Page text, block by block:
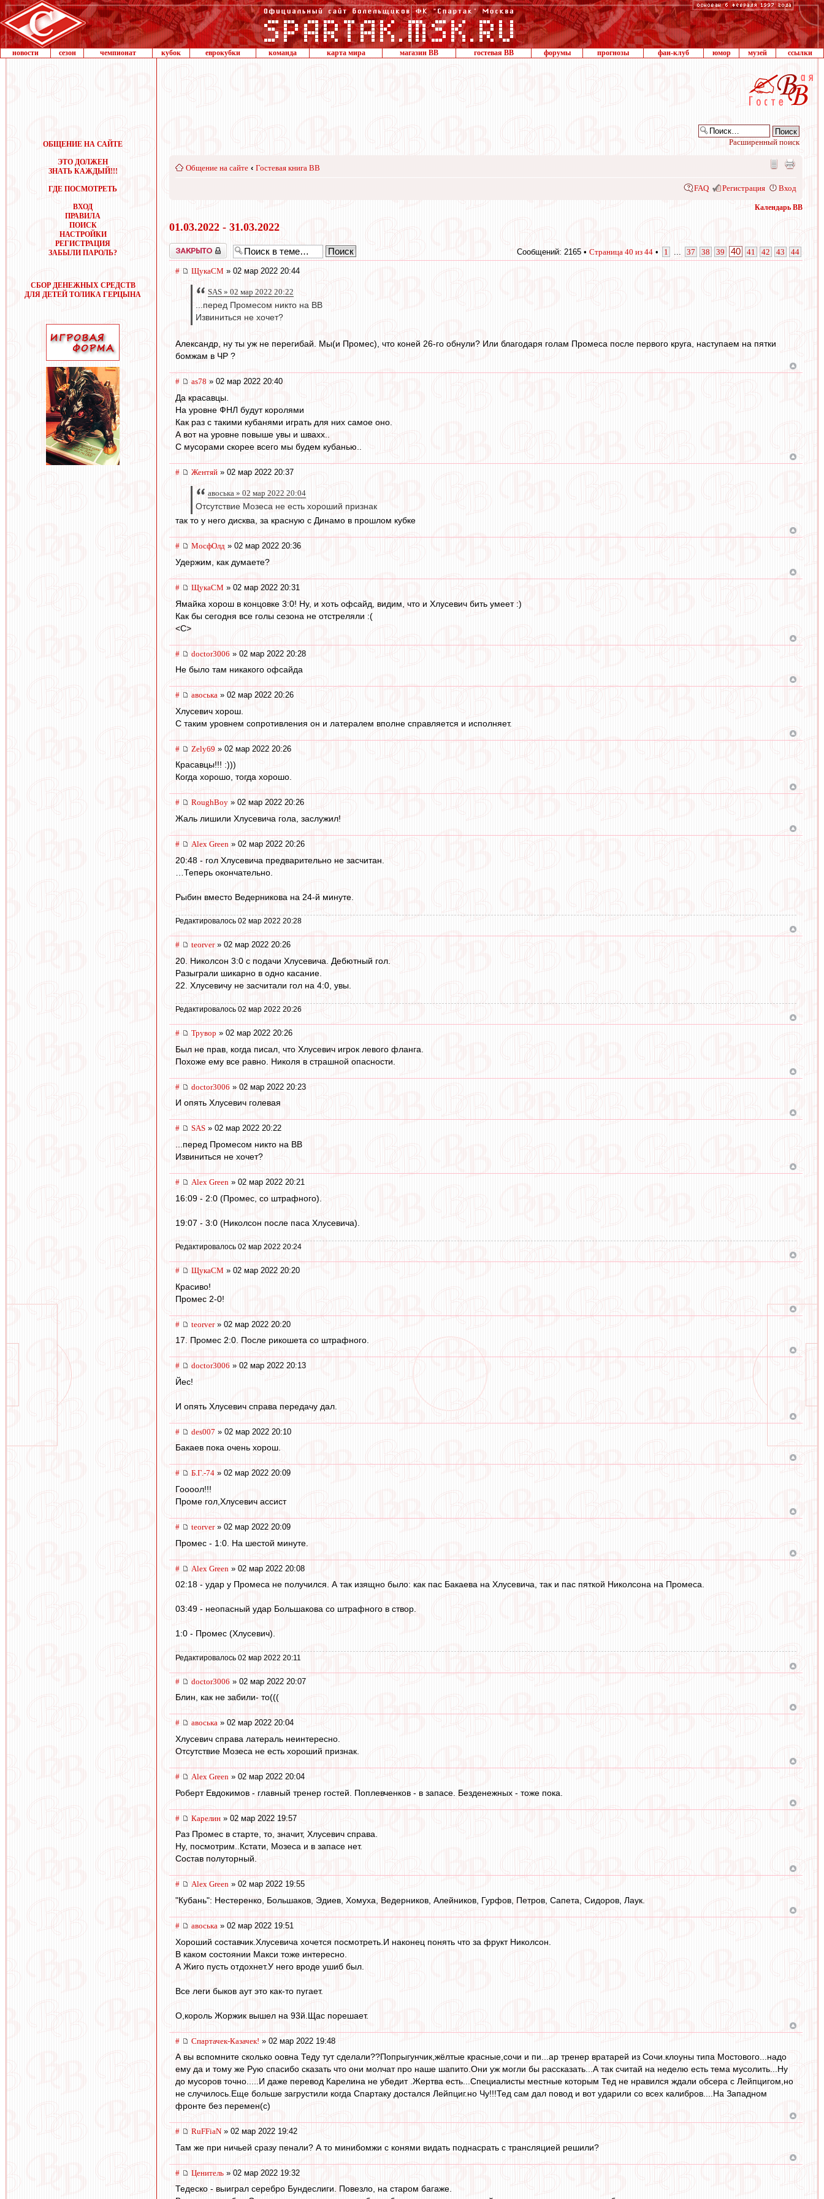
новости сезон чемпионат кубок еврокубки команда карта мира магазин ВВ гостевая ВВ форумы прогнозы фан-клуб юмор музей ссылки
ОБЩЕНИЕ НА САЙТЕ
ЭТО ДОЛЖЕН
ЗНАТЬ КАЖДЫЙ!!!
ГДЕ ПОСМОТРЕТЬ
ВХОД
ПРАВИЛА
ПОИСК
НАСТРОЙКИ
РЕГИСТРАЦИЯ
ЗАБЫЛИ ПАРОЛЬ?
СБОР ДЕНЕЖНЫХ СРЕДСТВ
ДЛЯ ДЕТЕЙ ТОЛИКА ГЕРЦЫНА
Расширенный поиск
Общение на сайте ‹ Гостевая книга ВВ
FAQ Регистрация Вход
Календарь ВВ
01.03.2022 - 31.03.2022
Закрыто Сообщений: 2165 • Страница 40 из 44 • 1 37 38 39 40 41 42 43 44
# ЩукаСМ » 02 мар 2022 20:44
SAS » 02 мар 2022 20:22
...перед Промесом никто на ВВ
Извиниться не хочет?
Александр, ну ты уж не перегибай. Мы(и Промес), что коней 26-го обнули? Или благодаря голам Промеса после первого круга, наступаем на пятки
бомжам в ЧР ?
# as78 » 02 мар 2022 20:40
Да красавцы.
На уровне ФНЛ будут королями
Как раз с такими кубанями играть для них самое оно.
А вот на уровне повыше увы и швахх..
С мусорами скорее всего мы будем кубанью..
# Жентяй » 02 мар 2022 20:37
авоська » 02 мар 2022 20:04
Отсутствие Мозеса не есть хороший признак
так то у него дисква, за красную с Динамо в прошлом кубке
# МосфОлд » 02 мар 2022 20:36
Удержим, как думаете?
# ЩукаСМ » 02 мар 2022 20:31
Ямайка хорош в концовке 3:0! Ну, и хоть офсайд, видим, что и Хлусевич бить умеет :)
Как бы сегодня все голы сезона не отстреляли :(
<C>
# doctor3006 » 02 мар 2022 20:28
Не было там никакого офсайда
# авоська » 02 мар 2022 20:26
Хлусевич хорош.
С таким уровнем сопротивления он и латералем вполне справляется и исполняет.
# Zely69 » 02 мар 2022 20:26
Красавцы!!! :)))
Когда хорошо, тогда хорошо.
# RoughBoy » 02 мар 2022 20:26
Жаль лишили Хлусевича гола, заслужил!
# Alex Green » 02 мар 2022 20:26
20:48 - гол Хлусевича предварительно не засчитан.
…Теперь окончательно.
Рыбин вместо Ведерникова на 24-й минуте.
Редактировалось 02 мар 2022 20:28
# teorver» 02 мар 2022 20:26
20. Николсон 3:0 с подачи Хлусевича. Дебютный гол.
Разыграли шикарно в одно касание.
22. Хлусевичу не засчитали гол на 4:0, увы.
Редактировалось 02 мар 2022 20:26
# Трувор » 02 мар 2022 20:26
Был не прав, когда писал, что Хлусевич игрок левого фланга.
Похоже ему все равно. Николя в страшной опасности.
# doctor3006 » 02 мар 2022 20:23
И опять Хлусевич голевая
# SAS » 02 мар 2022 20:22
...перед Промесом никто на ВВ
Извиниться не хочет?
# Alex Green » 02 мар 2022 20:21
16:09 - 2:0 (Промес, cо штрафного).
19:07 - 3:0 (Николсон после паса Хлусевича).
Редактировалось 02 мар 2022 20:24
# ЩукаСМ » 02 мар 2022 20:20
Красиво!
Промес 2-0!
# teorver» 02 мар 2022 20:20
17. Промес 2:0. После рикошета со штрафного.
# doctor3006 » 02 мар 2022 20:13
Йес!
И опять Хлусевич справа передачу дал.
# des007 » 02 мар 2022 20:10
Бакаев пока очень хорош.
# Б.Г.-74 » 02 мар 2022 20:09
Гоооол!!!
Проме гол,Хлусевич ассист
# teorver» 02 мар 2022 20:09
Промес - 1:0. На шестой минуте.
# Alex Green » 02 мар 2022 20:08
02:18 - удар у Промеса не получился. А так изящно было: как пас Бакаева на Хлусевича, так и пас пяткой Николсона на Промеса.
03:49 - неопасный удар Большакова со штрафного в створ.
1:0 - Промес (Хлусевич).
Редактировалось 02 мар 2022 20:11
# doctor3006 » 02 мар 2022 20:07
Блин, как не забили- то(((
# авоська » 02 мар 2022 20:04
Хлусевич справа латераль неинтересно.
Отсутствие Мозеса не есть хороший признак.
# Alex Green » 02 мар 2022 20:04
Роберт Евдокимов - главный тренер гостей. Поплевченков - в запасе. Безденежных - тоже пока.
# Карелин » 02 мар 2022 19:57
Раз Промес в старте, то, значит, Хлусевич справа.
Ну, посмотрим..Кстати, Мозеса и в запасе нет.
Состав полуторный.
# Alex Green » 02 мар 2022 19:55
"Кубань": Нестеренко, Большаков, Эдиев, Хомуха, Ведерников, Алейников, Гурфов, Петров, Сапета, Сидоров, Лаук.
# авоська » 02 мар 2022 19:51
Хороший составчик.Хлусевича хочется посмотреть.И наконец понять что за фрукт Николсон.
В каком состоянии Макси тоже интересно.
А Жиго пусть отдохнет.У него вроде ушиб был.
Все леги быков аут это как-то пугает.
О,король Жоржик вышел на 93й.Щас порешает.
# Спартачек-Казачек! » 02 мар 2022 19:48
А вы вспомните сколько оовна Теду тут сделали??Попрыгунчик,жёлтые красные,сочи и пи...ар тренер вратарей из Сочи.клоуны типа Мостового...надо
ему да и тому же Рую спасибо сказать что они молчат про наше шапито.Они уж могли бы рассказать...А так считай на неделю есть тема мусолить...Ну
до мусоров точно.....И даже перевод Карелина не убедит .Жертва есть...Специалисты местные которым Тед не нравился ждали обсера с Лейпцигом,но
не случилось.Еще больше загрустили когда Спартаку достался Лейпциг.но Чу!!!Тед сам дал повод и вот ударили со всех калибров....На Западном
фронте без перемен(с)
# RuFFiaN» 02 мар 2022 19:42
Там же при ничьей сразу пенали? А то минибомжи с конями видать поднасрать с трансляцией решили?
# Ценитель » 02 мар 2022 19:32
Тедеско - выиграл серебро Бундеслиги. Повезло, на старом багаже.